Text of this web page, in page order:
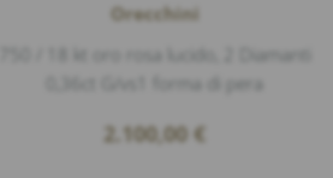
Orecchini
750 / 18 kt oro rosa lucido, 2 Diamanti
0,36ct G/vs1 forma di pera
2.100,00€